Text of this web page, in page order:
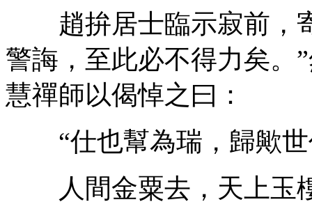
趙拚居士臨示寂前，
警誨，至此必不得力矣。
慧禪師以偈悼之曰：
“仕也幫為瑞，歸歟世
人間金粟去，天上玉